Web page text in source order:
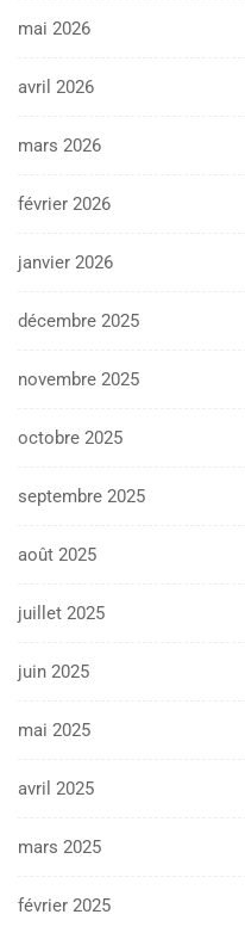
mai 2026
avril 2026
mars 2026
février 2026
janvier 2026
décembre 2025
novembre 2025
octobre 2025
septembre 2025
août 2025
juillet 2025
juin 2025
mai 2025
avril 2025
mars 2025
février 2025